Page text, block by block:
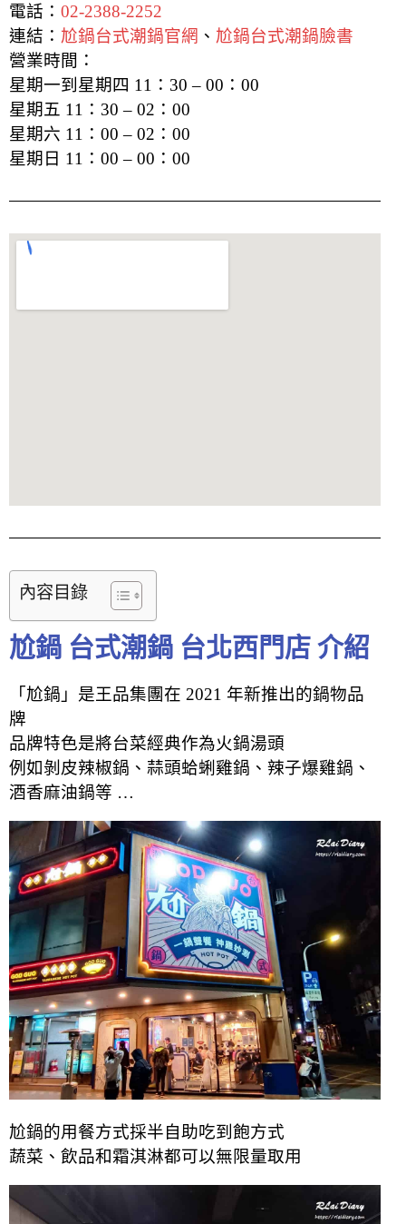
電話： 02-2388-2252
連結： 尬鍋台式潮鍋官網 、 尬鍋台式潮鍋臉書
營業時間：
星期一到星期四 11：30 – 00：00
星期五 11：30 – 02：00
星期六 11：00 – 02：00
星期日 11：00 – 00：00
內容目錄
尬鍋 台式潮鍋 台北西門店 介紹
「尬鍋」是王品集團在 2021 年新推出的鍋物品
牌
品牌特色是將台菜經典作為火鍋湯頭
例如剝皮辣椒鍋、蒜頭蛤蜊雞鍋、辣子爆雞鍋、
酒香麻油鍋等 …
尬鍋的用餐方式採半自助吃到飽方式
蔬菜、飲品和霜淇淋都可以無限量取用